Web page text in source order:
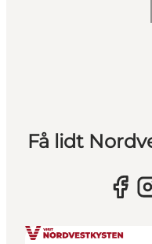
Få lidt